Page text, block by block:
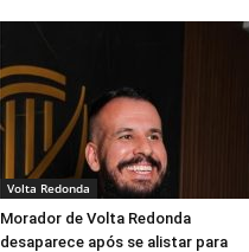
Volta Redonda
Morador de Volta Redonda
desaparece após se alistar para